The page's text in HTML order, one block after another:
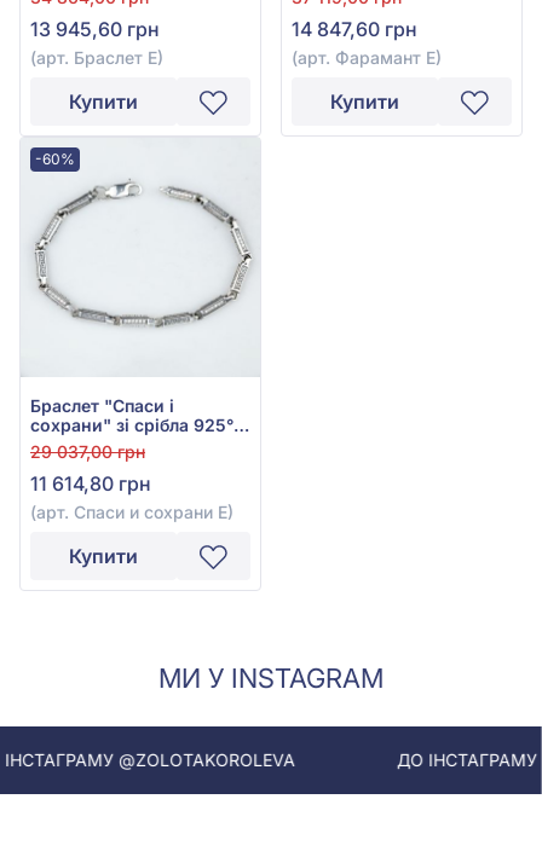
Е
13 945,60 грн
(арт. Браслет Е)
Купити
14 847,60 грн
(арт. Фарамант Е)
Купити
-60%
Браслет "Спаси і
сохрани" зі срібла 925°
без вставки, арт. Спаси и
сохрани Е
29 037,00 грн
11 614,80 грн
(арт. Спаси и сохрани Е)
Купити
МИ У INSTAGRAM
@ZOLOTAKOROLEVA ДО ІНСТАГРАМУ